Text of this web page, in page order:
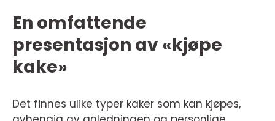
En omfattende
presentasjon av «kjøpe
kake»
Det finnes ulike typer kaker som kan kjøpes,